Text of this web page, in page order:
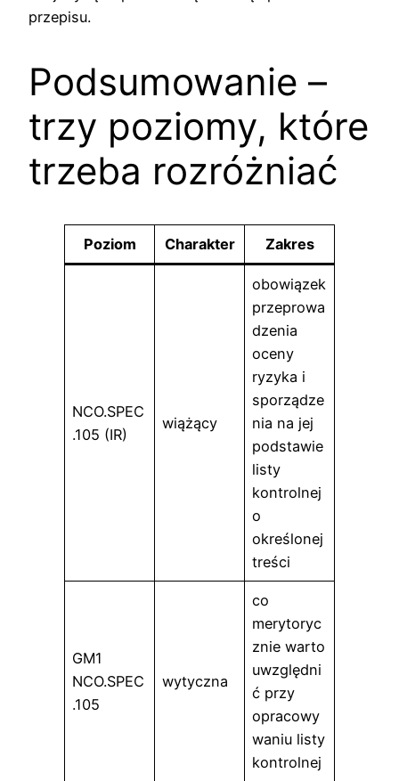
przepisu.
Podsumowanie –
trzy poziomy, które
trzeba rozróżniać
Poziom Charakter Zakres
NCO.SPEC
.105 (IR)
wiążący
obowiązek
przeprowa
dzenia
oceny
ryzyka i
sporządze
nia na jej
podstawie
listy
kontrolnej
o
określonej
treści
GM1
NCO.SPEC
.105
wytyczna
co
merytoryc
znie warto
uwzględni
ć przy
opracowy
waniu listy
kontrolnej